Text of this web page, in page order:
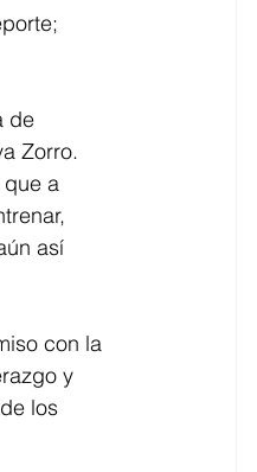
de
Zorro.
a
así
con la
y
los